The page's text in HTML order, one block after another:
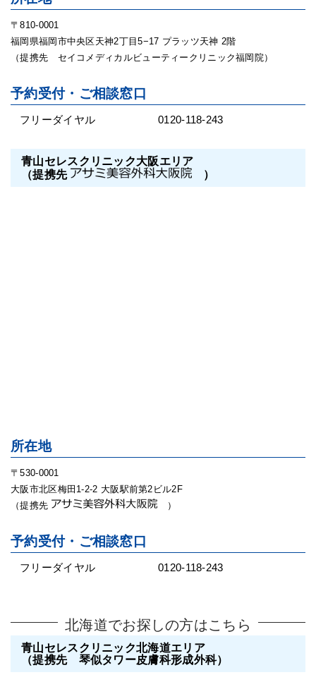
〒810-0001
福岡県福岡市中央区天神2丁目5−17 プラッツ天神 2階
（提携先 セイコメディカルビューティークリニック福岡院）
予約受付・ご相談窓口
フリーダイヤル 0120-118-243
青山セレスクリニック大阪エリア
（提携先
）
所在地
〒530-0001
大阪市北区梅田1-2-2 大阪駅前第2ビル2F
（提携先
）
予約受付・ご相談窓口
フリーダイヤル 0120-118-243
北海道でお探しの方はこちら
青山セレスクリニック北海道エリア
（提携先 琴似タワー皮膚科形成外科）